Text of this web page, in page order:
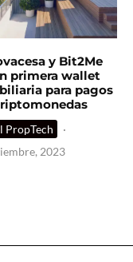
y Bit2Me
primera wallet
para pagos
PropTech
·
2023